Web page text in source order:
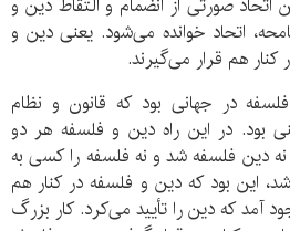
اتحاد خوانده می‌شود. یعنی دین و
کنار هم قرار می‌گیرند.
در جهانی بود که قانون و نظام
بود. در این راه دین و فلسفه هر دو
دین فلسفه شد و نه فلسفه را کسی به
این بود که دین و فلسفه در کنار هم
آمد که دین را تأیید می‌کرد. کار بزرگ